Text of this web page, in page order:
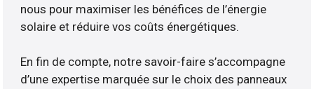
nous pour maximiser les bénéfices de l’énergie
solaire et réduire vos coûts énergétiques.
En fin de compte, notre savoir-faire s’accompagne
d’une expertise marquée sur le choix des panneaux